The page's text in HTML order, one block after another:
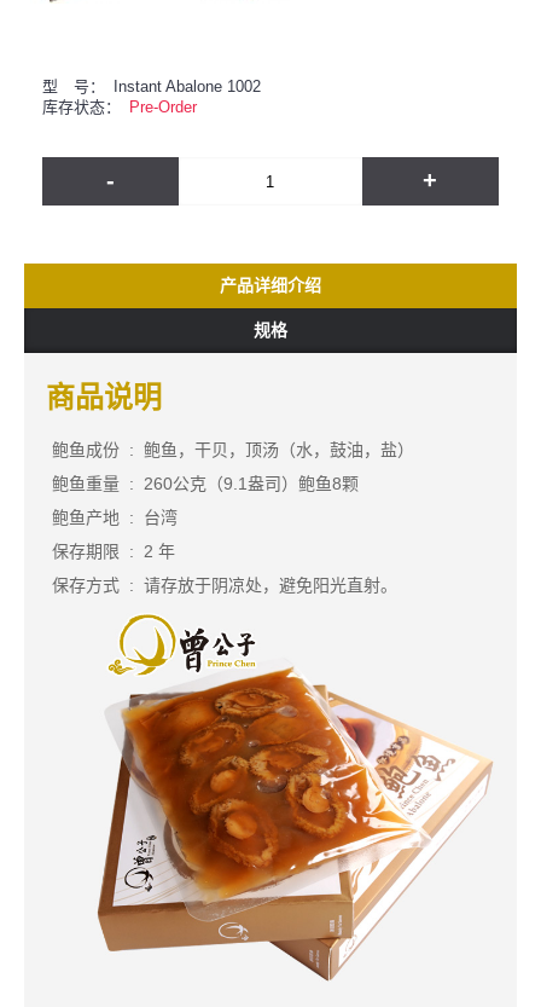
型 号：
Instant Abalone 1002
库存状态：
Pre-Order
- +
产品详细介绍
规格
商品说明
鲍鱼成份 : 鲍鱼，干贝，顶汤（水，鼓油，盐）
鲍鱼重量 : 260公克（9.1盎司）鲍鱼8颗
鲍鱼产地 : 台湾
保存期限 : 2 年
保存方式 : 请存放于阴凉处，避免阳光直射。